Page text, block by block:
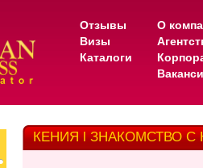
Отзывы
Визы
Каталоги
О
КЕНИЯ l ЗНАКОМСТВО С